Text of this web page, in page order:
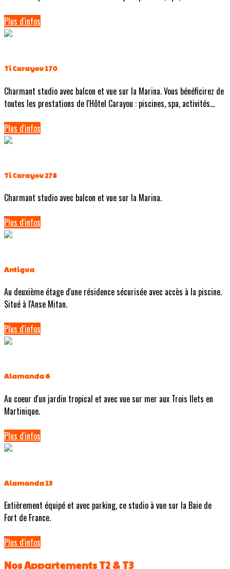
Plus d'infos
Ti Carayou 170
Charmant studio avec balcon et vue sur la Marina. Vous bénéficirez de
toutes les prestations de l'Hôtel Carayou : piscines, spa, activités...
Plus d'infos
Ti Carayou 278
Charmant studio avec balcon et vue sur la Marina.
Plus d'infos
Antigua
Au deuxième étage d'une résidence sécurisée avec accès à la piscine.
Situé à l'Anse Mitan.
Plus d'infos
Alamanda 6
Au coeur d'un jardin tropical et avec vue sur mer aux Trois Ilets en
Martinique.
Plus d'infos
Alamanda 13
Entièrement équipé et avec parking, ce studio à vue sur la Baie de
Fort de France.
Plus d'infos
Nos Appartements T2 & T3